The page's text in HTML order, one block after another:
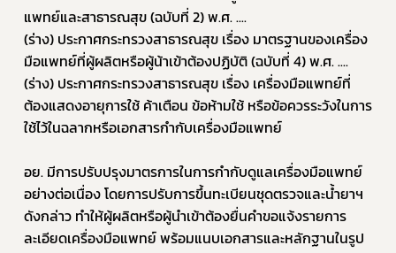
แพทย์และสาธารณสุข (ฉบับที่ 2) พ.ศ. ....
(ร่าง) ประกาศกระทรวงสาธารณสุข เรื่อง มาตรฐานของเครื่อง
มือแพทย์ที่ผู้ผลิตหรือผู้น้าเข้าต้องปฏิบัติ (ฉบับที่ 4) พ.ศ. ....
(ร่าง) ประกาศกระทรวงสาธารณสุข เรื่อง เครื่องมือแพทย์ที่
ต้องแสดงอายุการใช้ ค้าเตือน ข้อห้ามใช้ หรือข้อควรระวังในการ
ใช้ไว้ในฉลากหรือเอกสารกำกับเครื่องมือแพทย์
อย. มีการปรับปรุงมาตรการในการกำกับดูแลเครื่องมือแพทย์
อย่างต่อเนื่อง โดยการปรับการขึ้นทะเบียนชุดตรวจและน้ำยาฯ
ดังกล่าว ทำให้ผู้ผลิตหรือผู้นำเข้าต้องยื่นคำขอแจ้งรายการ
ละเอียดเครื่องมือแพทย์ พร้อมแนบเอกสารและหลักฐานในรูป